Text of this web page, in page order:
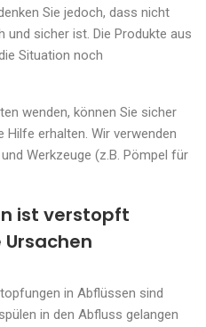
Sie jedoch, dass nicht
sicher ist. Die Produkte aus
Situation noch
wenden, können Sie sicher
Hilfe erhalten. Wir verwenden
Werkzeuge (z.B. Pömpel für
ist verstopft
Ursachen
in Abflüssen sind
in den Abfluss gelangen